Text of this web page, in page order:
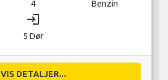
4 Benzin
login
5 Dør
VIS DETALJER...